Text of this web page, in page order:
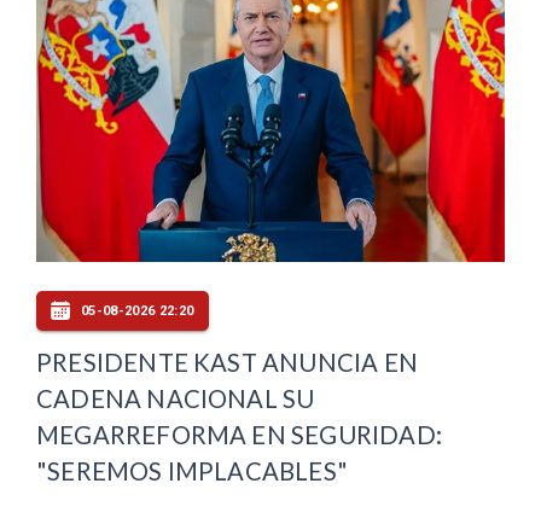
05-08-2026 22:20
PRESIDENTE KAST ANUNCIA EN
CADENA NACIONAL SU
MEGARREFORMA EN SEGURIDAD:
"SEREMOS IMPLACABLES"